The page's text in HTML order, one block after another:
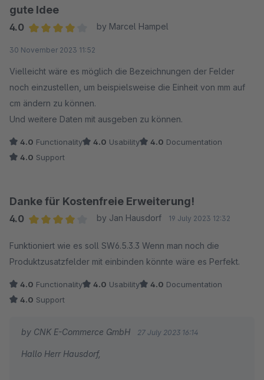
hätte z. B. eine Überschrift zu migrieren. Bei mir wäre das z. B.
"Maße inkl. Verpackung", was ich mir als Überschrift
Bruttogewicht.
Am Besten wäre es vermutlich, wenn man dort eine Überschrift
nach seinen Wünschen einfach selbst einpflegen kann.
gute Idee
4.0
by Marcel Hampel
30 November 2023 11:52
Vielleicht wäre es möglich die Bezeichnungen der Felder
noch einzustellen, um beispielsweise die Einheit von mm auf
cm ändern zu können.
Und weitere Daten mit ausgeben zu können.
4.0 Functionality 4.0 Usability 4.0 Documentation
4.0 Support
Danke für Kostenfreie Erweiterung!
4.0
by Jan Hausdorf 19 July 2023 12:32
Funktioniert wie es soll SW6.5.3.3 Wenn man noch die
Produktzusatzfelder mit einbinden könnte wäre es Perfekt.
4.0 Functionality 4.0 Usability 4.0 Documentation
4.0 Support
by CNK E-Commerce GmbH 27 July 2023 16:14
Hallo Herr Hausdorf,